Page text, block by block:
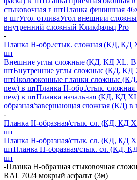
стыковочная в штПланка финишная
в штУгол отливаУгол внешний
внутренний сложный Кликфальц Pro
-
Планка H-обр./стык. сложная (КД, КД
шт
Внешние углы сложные (КД, КД XL,
штВнутренние углы сложные (КД, КД
штОколооконные планки сложные
new) в штПланка H-обр./стык.
new) в штПланка начальная (КД, КД
образная/завершающая сложная (КД) в
-
Планка H-образная/стык. сл. (КД, КД
шт
Планка H-образная/стык. сл. (КД, КД
штПланка H-образная/стык. сл. (КД,
шт
-Планка Н-образная стыковочная
RAL 7024 мокрый асфальт (3м)